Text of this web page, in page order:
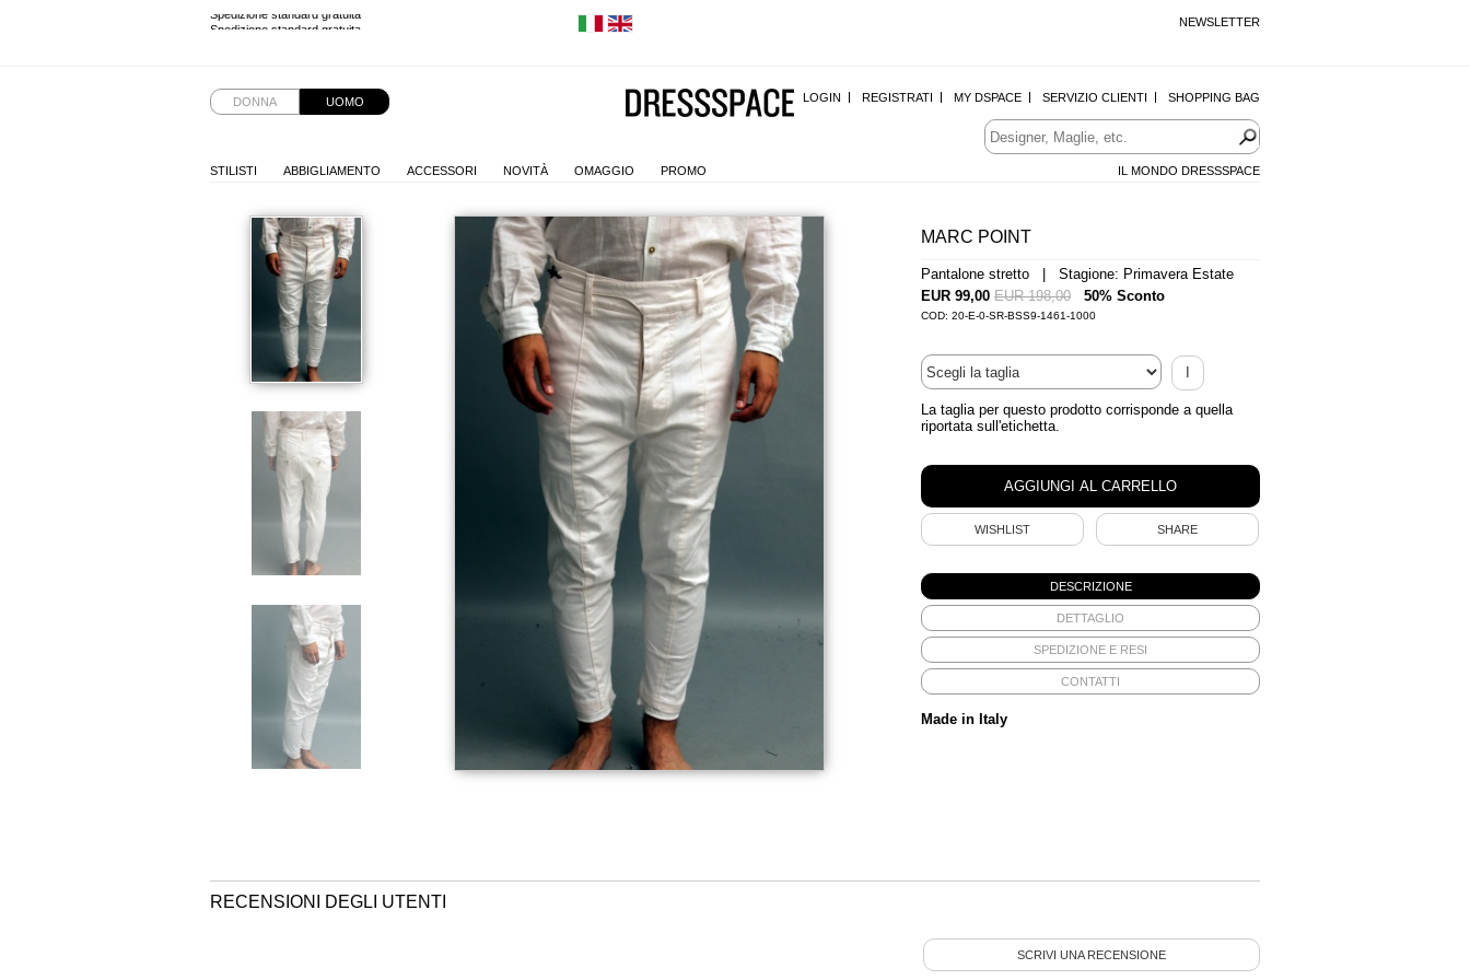
NEWSLETTER
Spedizione standard gratuita
DONNA UOMO LOGIN REGISTRATI MY DSPACE SERVIZIO CLIENTI SHOPPING BAG
STILISTI ABBIGLIAMENTO ACCESSORI NOVITÀ OMAGGIO PROMO IL MONDO DRESSSPACE
MARC POINT
Pantalone stretto | Stagione: Primavera Estate
EUR 99,00 EUR 198,00 50% Sconto
COD: 20-E-0-SR-BSS9-1461-1000
I
La taglia per questo prodotto corrisponde a quella
riportata sull'etichetta.
WISHLIST SHARE
DESCRIZIONE
DETTAGLIO
SPEDIZIONE E RESI
CONTATTI
Made in Italy
RECENSIONI DEGLI UTENTI
SCRIVI UNA RECENSIONE